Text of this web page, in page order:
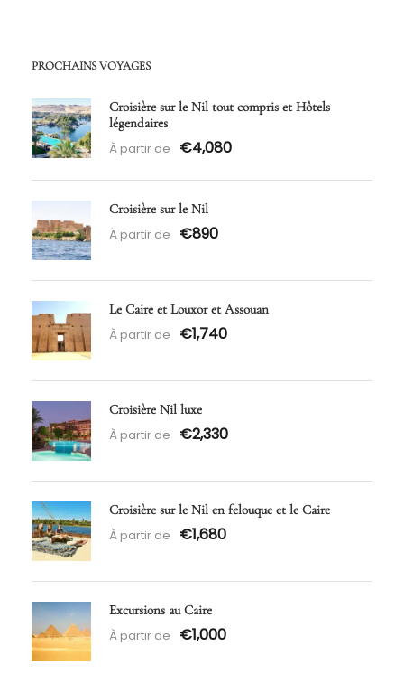
PROCHAINS VOYAGES
Croisière sur le Nil tout compris et Hôtels
légendaires
À partir de €4,080
Croisière sur le Nil
À partir de €890
Le Caire et Louxor et Assouan
À partir de €1,740
Croisière Nil luxe
À partir de €2,330
Croisière sur le Nil en felouque et le Caire
À partir de €1,680
Excursions au Caire
À partir de €1,000